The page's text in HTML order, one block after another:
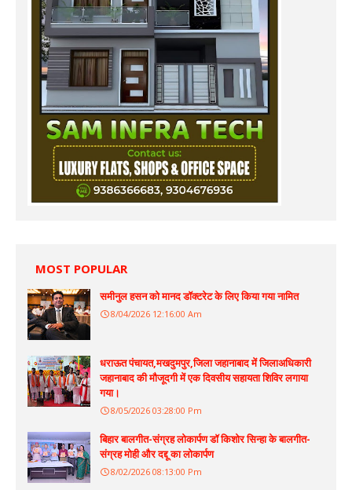
MOST POPULAR
समीनुल हसन को मानद डॉक्टरेट के लिए किया गया नामित
8/04/2026 12:16:00 Am
धराऊत पंचायत,मखदुमपुर,जिला जहानाबाद में जिलाअधिकारी
जहानाबाद की मौजूदगी में एक दिवसीय सहायता शिविर लगाया
गया।
8/05/2026 03:28:00 Pm
बिहार बालगीत-संग्रह लोकार्पण डॉ किशोर सिन्हा के बालगीत-
संग्रह मोही और दद्दू का लोकार्पण
8/02/2026 08:13:00 Pm